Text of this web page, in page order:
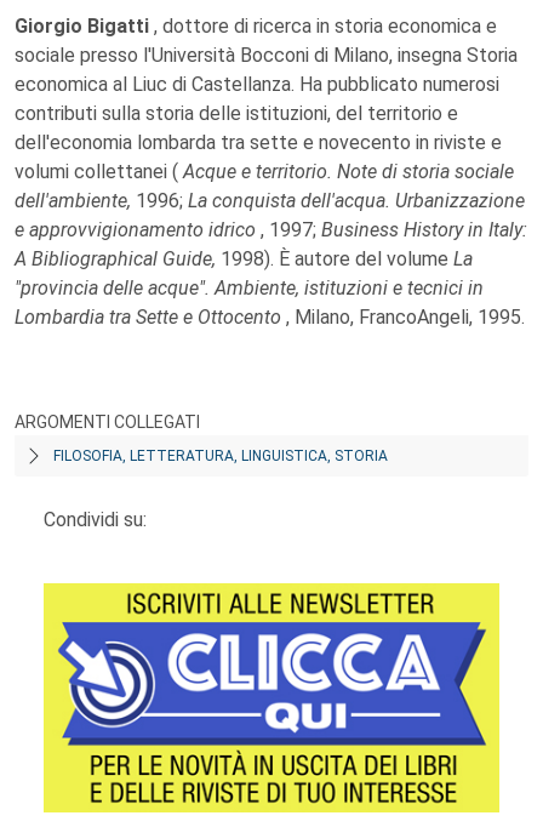
Giorgio Bigatti , dottore di ricerca in storia economica e
sociale presso l'Università Bocconi di Milano, insegna Storia
economica al Liuc di Castellanza. Ha pubblicato numerosi
contributi sulla storia delle istituzioni, del territorio e
dell'economia lombarda tra sette e novecento in riviste e
volumi collettanei (Acque e territorio. Note di storia sociale
dell'ambiente, 1996; La conquista dell'acqua. Urbanizzazione
e approvvigionamento idrico , 1997; Business History in Italy:
A Bibliographical Guide, 1998). È autore del volume La
"provincia delle acque". Ambiente, istituzioni e tecnici in
Lombardia tra Sette e Ottocento , Milano, FrancoAngeli, 1995.
ARGOMENTI COLLEGATI
FILOSOFIA, LETTERATURA, LINGUISTICA, STORIA
Condividi su: